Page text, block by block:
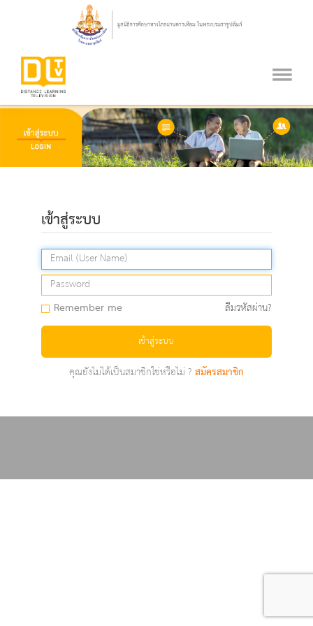
เข้าสู่ระบบ
Remember me ลืมรหัสผ่าน?
เข้าสู่ระบบ
คุณยังไม่ได้เป็นสมาชิกใช่หรือไม่ ?สมัครสมาชิก